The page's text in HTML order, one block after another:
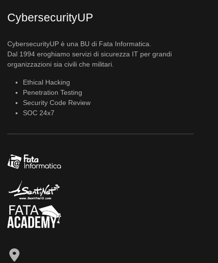
CybersecurityUP
CybersecurityUP è una BU di Fata Informatica.
Dal 1994 eroghiamo servizi di sicurezza IT per grandi
organizzazioni sia civili che militari.
Ethical Hacking
Penetration Testing
Security Code Review
SOC 24x7